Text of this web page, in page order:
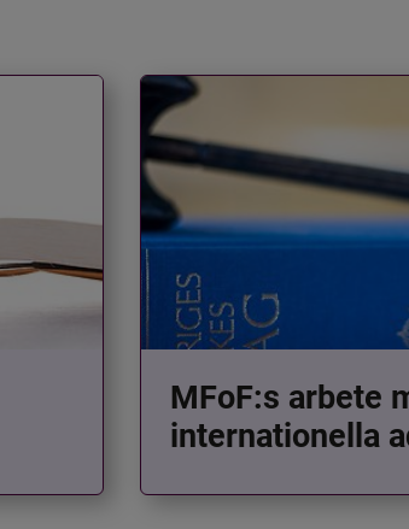
MFoF:s arbete
internationella